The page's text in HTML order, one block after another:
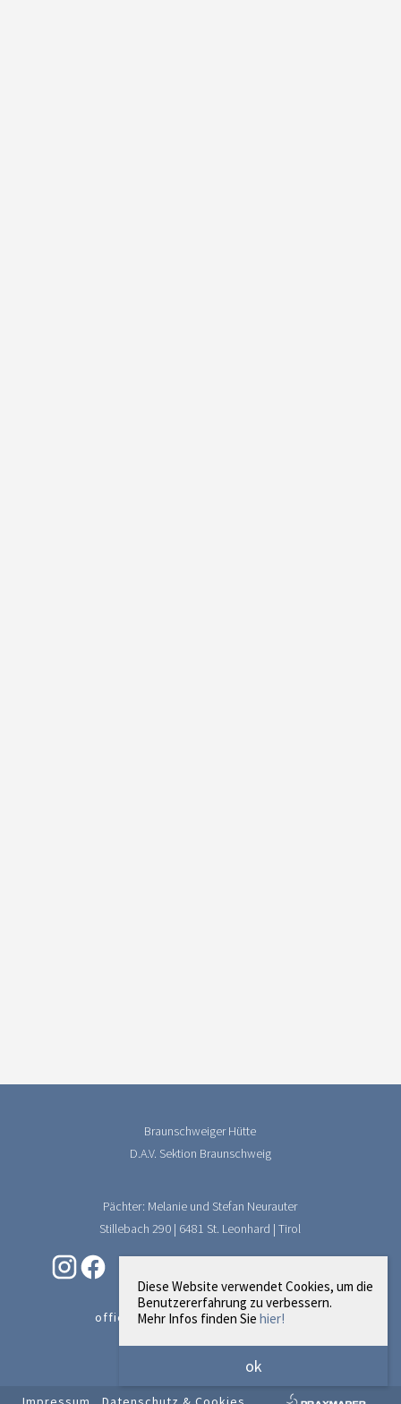
Diese Website verwendet Cookies, um die
Benutzererfahrung zu verbessern.
Mehr Infos finden Sie hier!
ok
Braunschweiger Hütte
D.A.V. Sektion Braunschweig
Pächter: Melanie und Stefan Neurauter
Stillebach 290 | 6481 St. Leonhard | Tirol
office@braunschweiger-huette.at